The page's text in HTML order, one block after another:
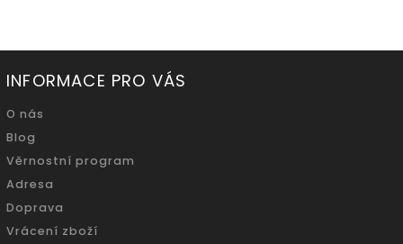
INFORMACE PRO VÁS
O nás
Blog
Věrnostní program
Adresa
Doprava
Vrácení zboží